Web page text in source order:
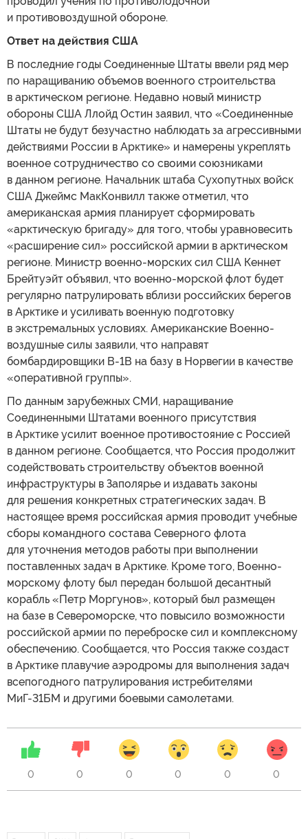
и противовоздушной обороне.
Ответ на действия США
В последние годы Соединенные Штаты ввели ряд мер
по наращиванию объемов военного строительства
в арктическом регионе. Недавно новый министр
обороны США Ллойд Остин заявил, что «Соединенные
Штаты не будут безучастно наблюдать за агрессивными
действиями России в Арктике» и намерены укреплять
военное сотрудничество со своими союзниками
в данном регионе. Начальник штаба Сухопутных войск
США Джеймс МакКонвилл также отметил, что
американская армия планирует сформировать
«арктическую бригаду» для того, чтобы уравновесить
«расширение сил» российской армии в арктическом
регионе. Министр военно-морских сил США Кеннет
Брейтуэйт объявил, что военно-морской флот будет
регулярно патрулировать вблизи российских берегов
в Арктике и усиливать военную подготовку
в экстремальных условиях. Американские Военно-
воздушные силы заявили, что направят
бомбардировщики B-1B на базу в Норвегии в качестве
«оперативной группы».
По данным зарубежных СМИ, наращивание
Соединенными Штатами военного присутствия
в Арктике усилит военное противостояние с Россией
в данном регионе. Сообщается, что Россия продолжит
содействовать строительству объектов военной
инфраструктуры в Заполярье и издавать законы
для решения конкретных стратегических задач. В
настоящее время российская армия проводит учебные
сборы командного состава Северного флота
для уточнения методов работы при выполнении
поставленных задач в Арктике. Кроме того, Военно-
морскому флоту был передан большой десантный
корабль «Петр Моргунов», который был размещен
на базе в Североморске, что повысило возможности
российской армии по переброске сил и комплексному
обеспечению. Сообщается, что Россия также создаст
в Арктике плавучие аэродромы для выполнения задач
всепогодного патрулирования истребителями
МиГ-31БМ и другими боевыми самолетами.
0 0 0 0 0 0